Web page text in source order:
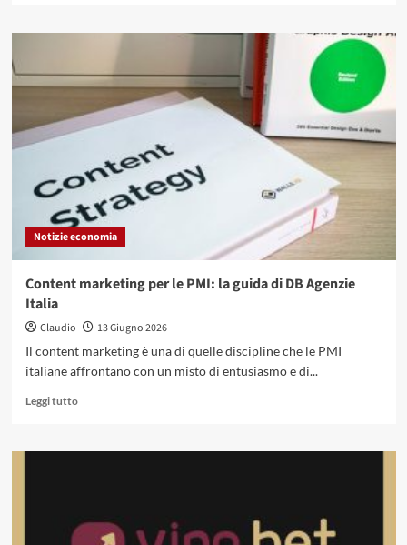
su
dietro
gestione
di
commerciale
Notizie economia
Content marketing per le PMI: la guida di DB Agenzie
Italia
Claudio
13 Giugno 2026
Il content marketing è una di quelle discipline che le PMI
italiane affrontano con un misto di entusiasmo e di...
Leggi tuttoLeggi
su
PMI: